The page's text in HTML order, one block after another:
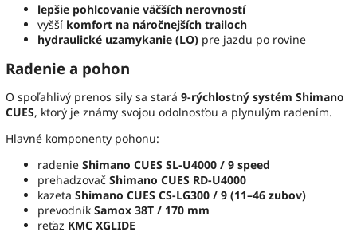
lepšie pohlcovanie väčších nerovností
vyšší komfort na náročnejších trailoch
hydraulické uzamykanie (LO) pre jazdu po rovine
Radenie a pohon
O spoľahlivý prenos sily sa stará 9‑rýchlostný systém Shimano
CUES, ktorý je známy svojou odolnosťou a plynulým radením.
Hlavné komponenty pohonu:
radenie Shimano CUES SL‑U4000 / 9 speed
prehadzovač Shimano CUES RD‑U4000
kazeta Shimano CUES CS‑LG300 / 9 (11–46 zubov)
prevodník Samox 38T / 170 mm
reťaz KMC XGLIDE